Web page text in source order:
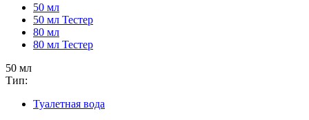
50 мл
50 мл Тестер
80 мл
80 мл Тестер
50 мл
Тип:
Туалетная вода